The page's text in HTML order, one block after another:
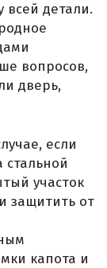
всей детали.
вопросов,
дверь,
если
участок
защитить от
капота и